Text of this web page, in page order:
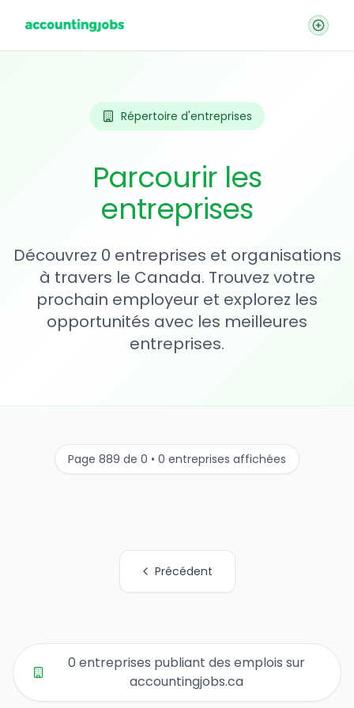
Répertoire d'entreprises
Parcourir les
entreprises
Découvrez 0 entreprises et organisations
à travers le Canada. Trouvez votre
prochain employeur et explorez les
opportunités avec les meilleures
entreprises.
Page 889 de 0 • 0 entreprises affichées
Précédent
0 entreprises publiant des emplois sur
accountingjobs.ca